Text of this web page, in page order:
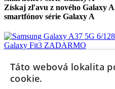
Získaj zľavu z nového Galaxy
smartfónov série Galaxy A
Galaxy Fit3 ZADARMO
Informačný list výrobku
Táto webová lokalita
cookie.